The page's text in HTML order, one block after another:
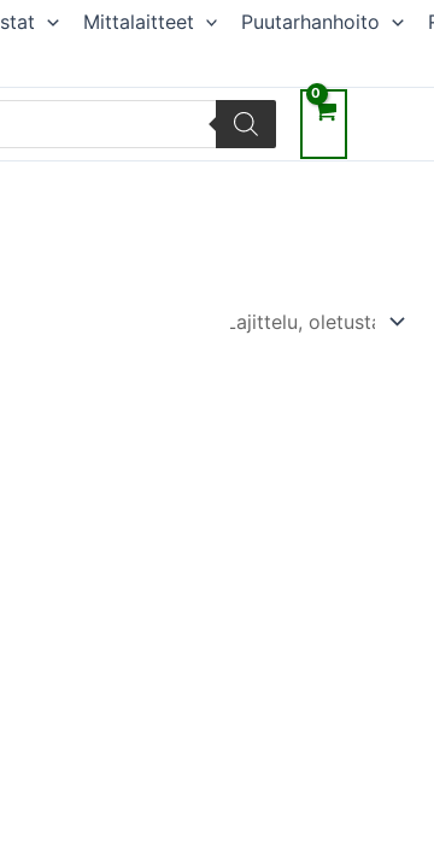
Mittalaitteet Puutarhanhoito